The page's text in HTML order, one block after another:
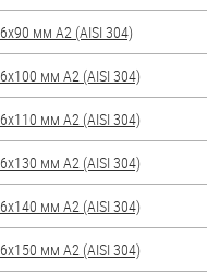
мм А2 (AISI 304)
мм А2 (AISI 304)
мм А2 (AISI 304)
мм А2 (AISI 304)
мм А2 (AISI 304)
мм А2 (AISI 304)